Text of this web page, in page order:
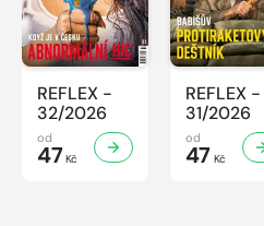
REFLEX -
32/2026
od
47 Kč
REFLEX -
31/2026
od
47 Kč